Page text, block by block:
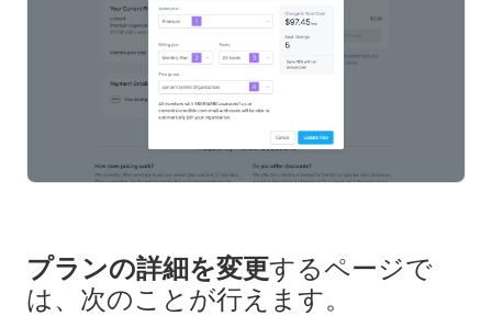
プランの詳細を変更するページで
は、次のことが行えます。